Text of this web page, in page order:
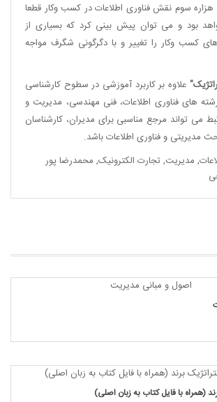
سوم نقش فناوری اطلاعات در کسب وکار قطعا
بود و می توان پیش بینی کرد که بسیاری از
کسب وکار را تغییر و با دگرگونی شگرف مواجه
علاوه بر کاربرد آموزشی در سطوح کارشناسی
های فناوری اطلاعات، فنی مهندسی، مدیریت و
می تواند مرجع مناسبی برای مدیران، کارشناسان
مدیریتی و فناوری اطلاعات باشد.
, مدیریت, تجارت الکترونیک, محمدرضا پور
(همراه با فایل کتاب به زبان اصلی)